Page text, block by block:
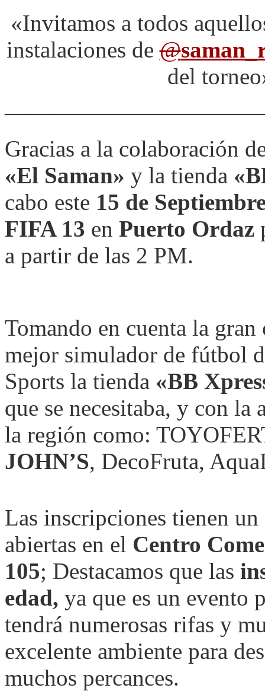
«Invitamos a todos
instalaciones de@
del
Gracias a la colaboración
«El Saman» y la tienda
cabo este 15 de
FIFA 13 en Puerto Ordaz
a partir de las 2 PM.
Tomando en cuenta la
mejor simulador de fútbol
Sports la tienda «BB
que se necesitaba, y con la
la región como:
JOHN’S, DecoFruta,
Las inscripciones tienen un
abiertas en el Centro
105; Destacamos que las
edad, ya que es un evento
tendrá numerosas rifas y
excelente ambiente para
muchos percances.